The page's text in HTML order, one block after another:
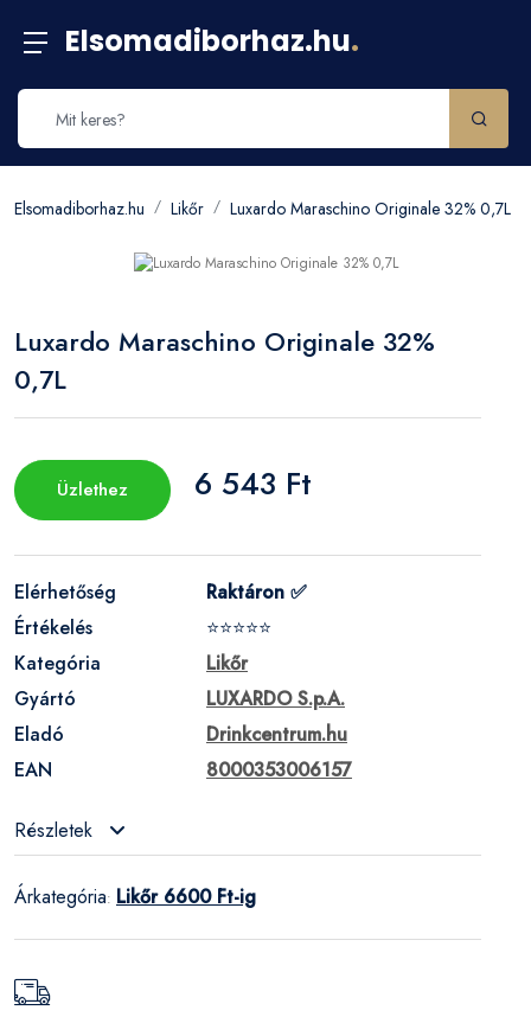
Elsomadiborhaz.hu.
Elsomadiborhaz.hu Likőr Luxardo Maraschino Originale 32% 0,7L
Luxardo Maraschino Originale 32%
0,7L
Üzlethez 6 543 Ft
Elérhetőség
Raktáron ✅
Értékelés
⭐⭐⭐⭐⭐
Kategória
Likőr
Gyártó
LUXARDO S.p.A.
Eladó
Drinkcentrum.hu
EAN
8000353006157
Részletek
Árkategória: Likőr 6600 Ft-ig